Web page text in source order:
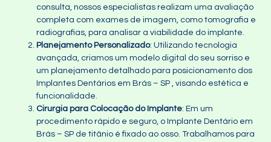
consulta, nossos especialistas realizam uma avaliação
completa com exames de imagem, como tomografia e
radiografias, para analisar a viabilidade do implante.
Planejamento Personalizado: Utilizando tecnologia
avançada, criamos um modelo digital do seu sorriso e
um planejamento detalhado para posicionamento dos
Implantes Dentários em Brás – SP , visando estética e
funcionalidade.
Cirurgia para Colocação do Implante: Em um
procedimento rápido e seguro, o Implante Dentário em
Brás – SP de titânio é fixado ao osso. Trabalhamos para